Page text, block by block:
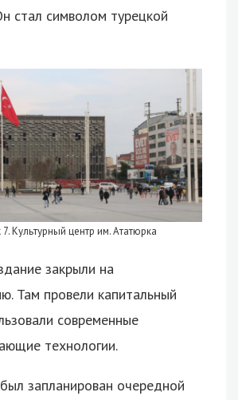
стал символом турецкой
7. Культурный центр им. Ататюрка
закрыли на
Там провели капитальный
современные
технологии.
запланирован очередной